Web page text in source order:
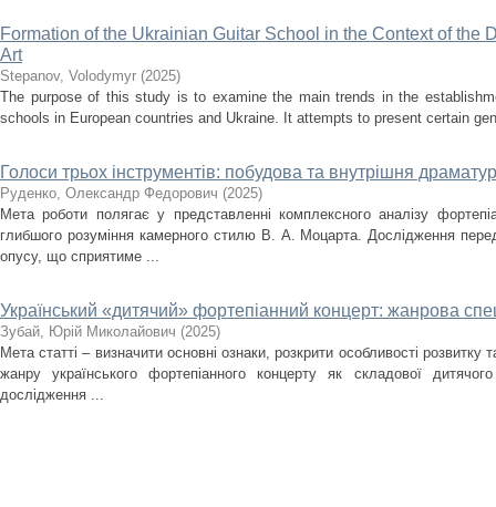
Formation of the Ukrainian Guitar School in the Context of the
Art
Stepanov, Volodymyr (2025)
The purpose of this study is to examine the main trends in the
schools in European countries and Ukraine. It attempts to present certain
Голоси трьох інструментів: побудова та внутрішня
Руденко, Олександр Федорович (2025)
Мета роботи полягає у представленні комплексного аналізу
глибшого розуміння камерного стилю В. А. Моцарта. Дослідження
опусу, що сприятиме ...
Український «дитячий» фортепіанний концерт: жанрова
Зубай, Юрій Миколайович (2025)
Мета статті – визначити основні ознаки, розкрити особливості
жанру українського фортепіанного концерту як складової
дослідження ...